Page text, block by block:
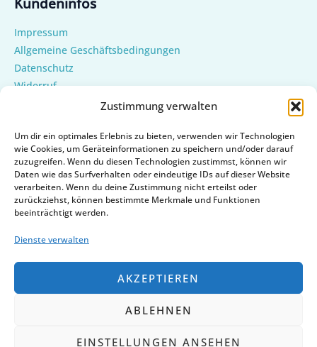
Zustimmung verwalten
Um dir ein optimales Erlebnis zu bieten, verwenden wir Technologien
wie Cookies, um Geräteinformationen zu speichern und/oder darauf
zuzugreifen. Wenn du diesen Technologien zustimmst, können wir
Daten wie das Surfverhalten oder eindeutige IDs auf dieser Website
verarbeiten. Wenn du deine Zustimmung nicht erteilst oder
zurückziehst, können bestimmte Merkmale und Funktionen
beeinträchtigt werden.
Dienste verwalten
AKZEPTIEREN
ABLEHNEN
EINSTELLUNGEN ANSEHEN
Impressum
Allgemeine Geschäftsbedingungen
Datenschutz
Widerruf
Bestellung bestätigen & absenden
Versand & Lieferung
Mein Konto
Cookie-Richtlinie (EU)
Copyright © 2026 | Powered by